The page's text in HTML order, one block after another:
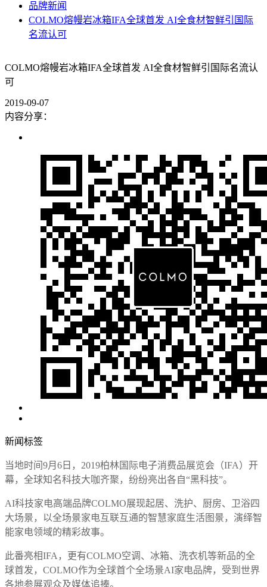
品牌新闻
COLMO熔幔岩冰箱IFA全球首发 AI全食材智鲜引国际
名流认可
COLMO熔幔岩冰箱IFA全球首发 AI全食材智鲜引国际名流认
可
2019-09-07
内容分享：
新闻标签
当地时间9月6日，2019柏林国际电子消费品展览会（IFA）开
幕，全球知名科技大咖齐聚，纷纷亮出各自“黑科技”。
AI科技家电高端品牌COLMO展现起居、洗护、厨房、卫浴四
大场景，以全场景家电互联互通的智慧家庭生活图景，演绎智
能家电领域的精彩故事。
此番亮相IFA，更有COLMO空调、冰箱、洗衣机等新品的全
球首发，COLMO作为全球首个全场景AI家电品牌，受到世界
各地参展观众及媒体追捧。